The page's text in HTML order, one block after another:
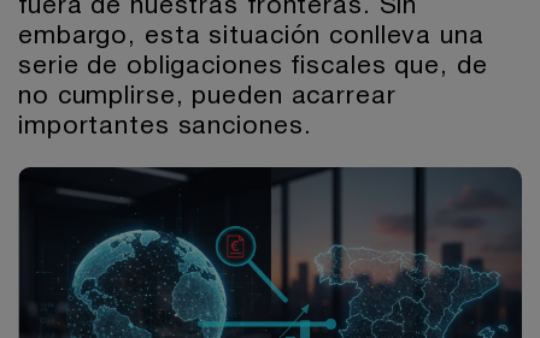
fuera de nuestras fronteras. Sin
embargo, esta situación conlleva una
serie de obligaciones fiscales que, de
no cumplirse, pueden acarrear
importantes sanciones.